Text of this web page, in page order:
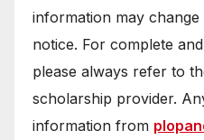
information may
notice. For complete
please always refer to
scholarship provider.
information from